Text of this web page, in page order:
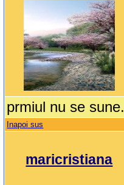
prmiul nu se
Inapoi sus
maricristiana